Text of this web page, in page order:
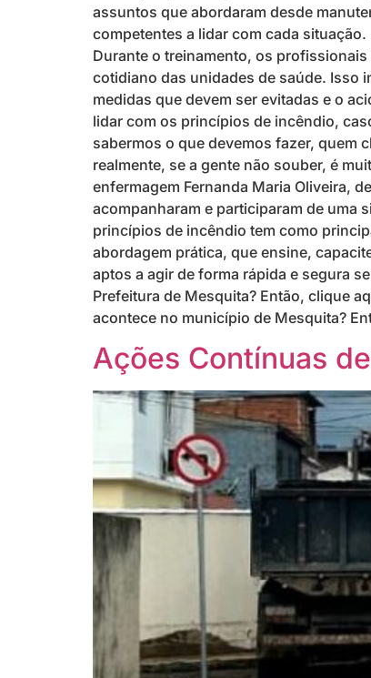
assuntos que abordaram desde
competentes a lidar com cada
Durante o treinamento, os
cotidiano das unidades de saúde. Isso
medidas que devem ser evitadas e o
lidar com os princípios de incêndio,
sabermos o que devemos fazer, quem
realmente, se a gente não souber, é
enfermagem Fernanda Maria Oliveira,
acompanharam e participaram de uma
princípios de incêndio tem como
abordagem prática, que ensine,
aptos a agir de forma rápida e segura
Prefeitura de Mesquita? Então, clique
acontece no município de Mesquita?
Ações Contínuas